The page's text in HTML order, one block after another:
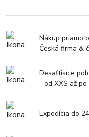
Nákup priamo
Česká firma &
Desaťtisíce
- od XXS až po
Expedícia do